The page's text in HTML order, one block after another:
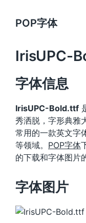
POP字体
IrisUPC-
字体信息
IrisUPC-Bold.ttf
秀洒脱，字形典雅
常用的一款英文字
等领域。 POP字体
的下载和字体图片
字体图片